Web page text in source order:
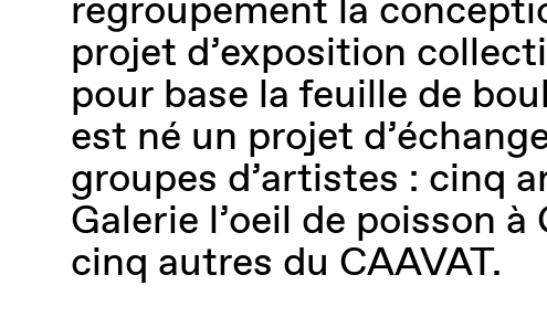
projet d’exposition
pour base la feuille de
est né un projet
groupes d’artistes : cinq
Galerie l’oeil de poisson à
cinq autres du CAAVAT.